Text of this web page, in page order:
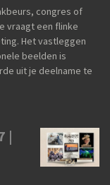
congres of
vraagt een flinke
Het vastleggen
beelden is
uit je deelname te
|